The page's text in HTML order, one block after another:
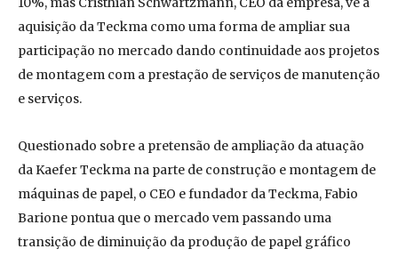
aquisição da Teckma como uma forma de ampliar sua
participação no mercado dando continuidade aos projetos
de montagem com a prestação de serviços de manutenção
e serviços.
Questionado sobre a pretensão de ampliação da atuação
da Kaefer Teckma na parte de construção e montagem de
máquinas de papel, o CEO e fundador da Teckma, Fabio
Barione pontua que o mercado vem passando uma
transição de diminuição da produção de papel gráfico